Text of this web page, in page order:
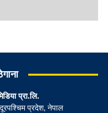
प्रा.लि.
प्रदेश, नेपाल